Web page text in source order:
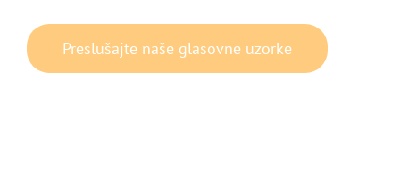
Preslušajte naše glasovne uzorke